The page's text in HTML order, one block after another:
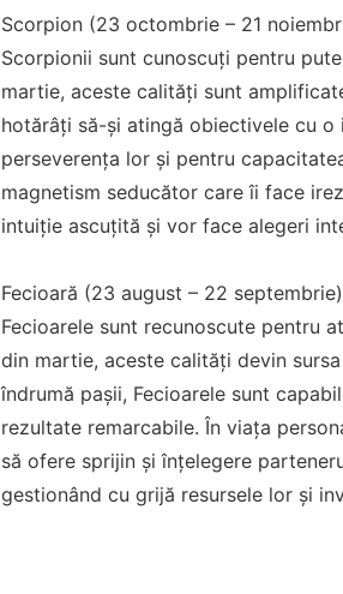
Scorpion (23 octombrie – 21
Scorpionii sunt cunoscuți pentru
martie, aceste calități sunt
hotărâți să-și atingă obiectivele cu
perseverența lor și pentru
magnetism seducător care îi face
intuiție ascuțită și vor face alegeri
Fecioară (23 august – 22
Fecioarele sunt recunoscute pentru
din martie, aceste calități devin
îndrumă pașii, Fecioarele sunt
rezultate remarcabile. În viața
să ofere sprijin și înțelegere
gestionând cu grijă resursele lor și